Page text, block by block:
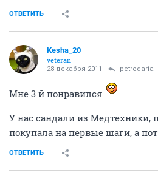
ОТВЕТИТЬ
Kesha_20
veteran
28 декабря 2011 petrodaria
Мне 3 й понравился
У нас сандали из Медтехники,
покупала на первые шаги, а
ОТВЕТИТЬ